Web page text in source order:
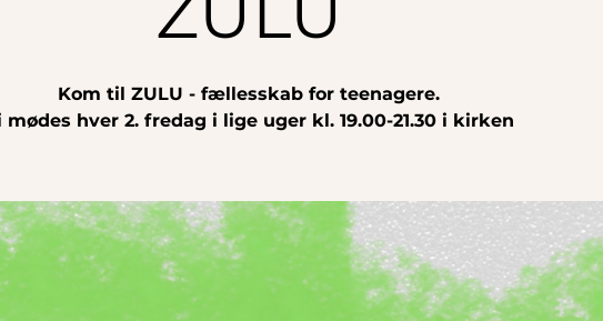
Kom til ZULU - fællesskab for teenagere.
mødes hver 2. fredag i lige uger kl. 19.00-21.30 i kirken